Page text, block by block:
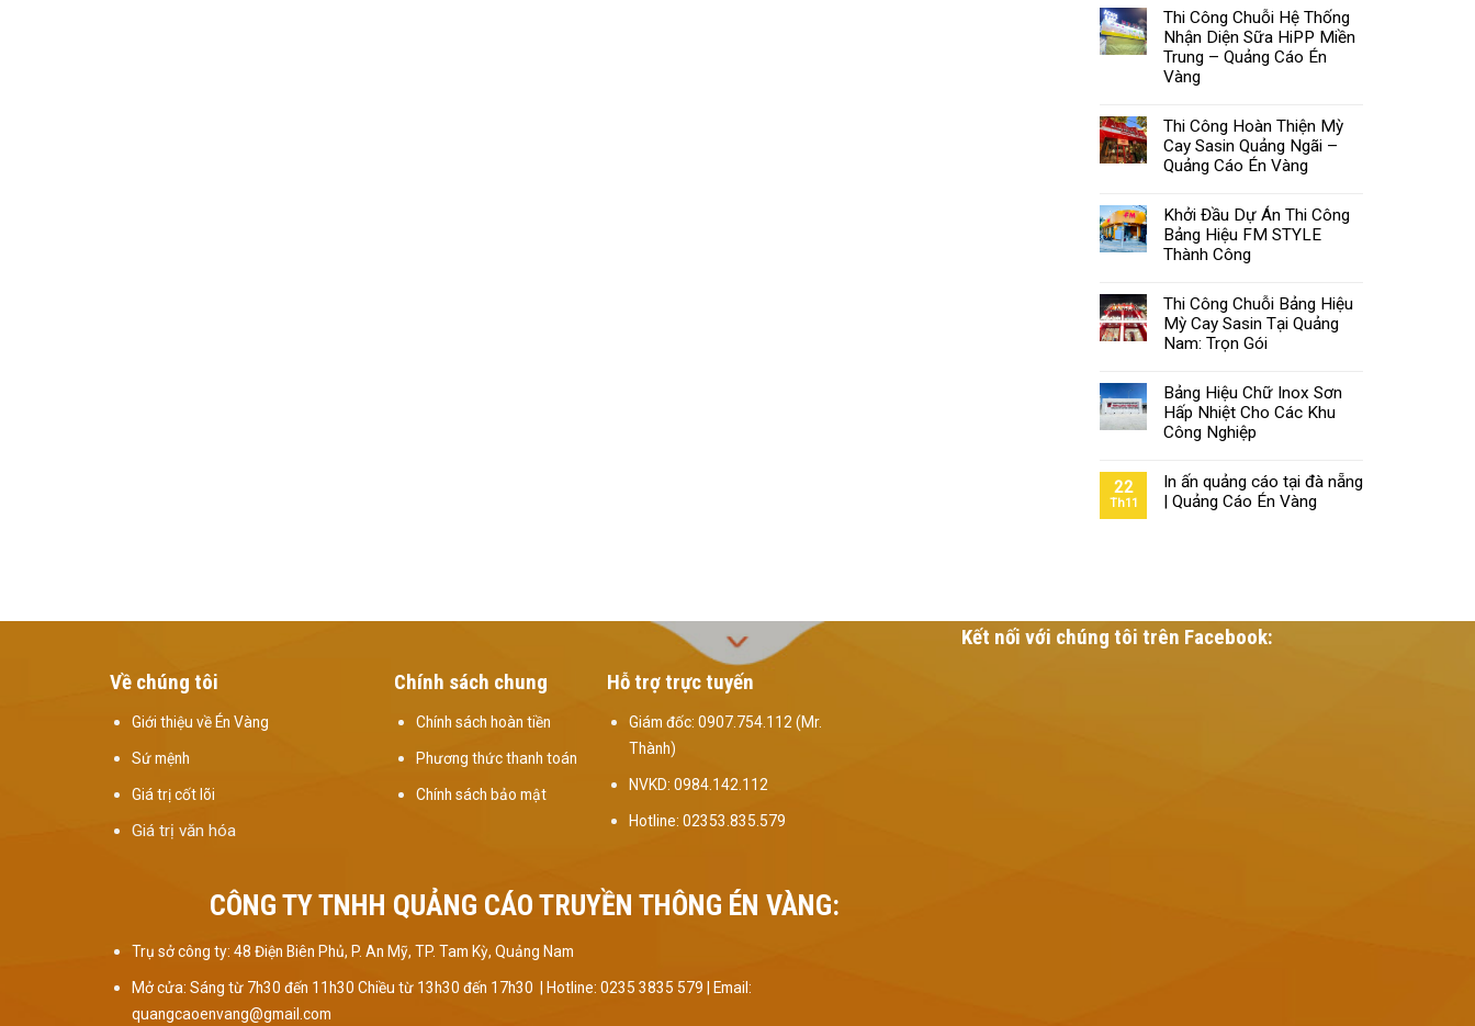
Thi Công Chuỗi Hệ Thống
Nhận Diện Sữa HiPP Miền
Trung – Quảng Cáo Én
Vàng
Thi Công Hoàn Thiện Mỳ
Cay Sasin Quảng Ngãi –
Quảng Cáo Én Vàng
Khởi Đầu Dự Án Thi Công
Bảng Hiệu FM STYLE
Thành Công
Thi Công Chuỗi Bảng Hiệu
Mỳ Cay Sasin Tại Quảng
Nam: Trọn Gói
Bảng Hiệu Chữ Inox Sơn
Hấp Nhiệt Cho Các Khu
Công Nghiệp
22
Th11
In ấn quảng cáo tại đà nẵng
| Quảng Cáo Én Vàng
Về chúng tôi
Giới thiệu về Én Vàng
Sứ mệnh
Giá trị cốt lõi
Giá trị văn hóa
Chính sách chung
Chính sách hoàn tiền
Phương thức thanh toán
Chính sách bảo mật
Hỗ trợ trực tuyến
Giám đốc: 0907.754.112 (Mr.
Thành)
NVKD: 0984.142.112
Hotline: 02353.835.579
CÔNG TY TNHH QUẢNG CÁO TRUYỀN THÔNG ÉN VÀNG:
Trụ sở công ty: 48 Điện Biên Phủ, P. An Mỹ, TP. Tam Kỳ, Quảng Nam
Mở cửa: Sáng từ 7h30 đến 11h30 Chiều từ 13h30 đến 17h30 |
Hotline: 0235 3835 579 | Email:
quangcaoenvang@gmail.com
Kết nối với chúng tôi trên Facebook: